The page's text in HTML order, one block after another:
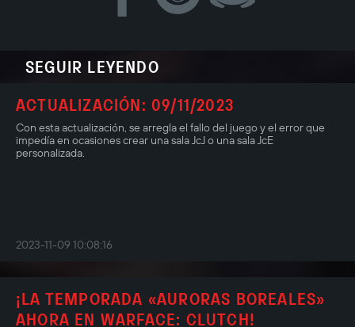
SEGUIR LEYENDO
ACTUALIZACIÓN: 09/11/2023
Con esta actualización, se arregla el fallo del juego y el error que
impedía en ocasiones crear una sala JcJ o una sala JcE
personalizada.
2023-11-09 10:08:16
¡LA TEMPORADA «AURORAS BOREALES»
AHORA EN WARFACE: CLUTCH!